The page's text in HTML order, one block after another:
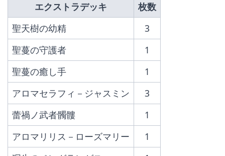
エクストラデッキ
枚数
聖天樹の幼精
3
聖蔓の守護者
1
聖蔓の癒し手
1
アロマセラフィ－ジャスミン
3
蕾禍ノ武者髑髏
1
アロマリリス－ローズマリー
1